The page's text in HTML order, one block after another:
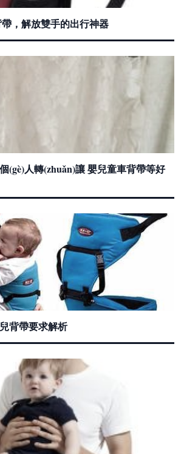
，解放雙手的出行神器
(gè)人轉(zhuǎn)讓 嬰兒童車背帶等好
背帶要求解析